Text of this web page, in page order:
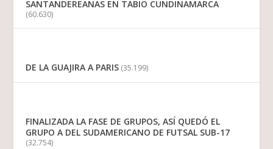
SANTANDEREANAS EN TABIO CUNDINAMARCA
(60.630)
DE LA GUAJIRA A PARIS (35.199)
FINALIZADA LA FASE DE GRUPOS, ASÍ QUEDÓ EL
GRUPO A DEL SUDAMERICANO DE FUTSAL SUB-17
(32.754)